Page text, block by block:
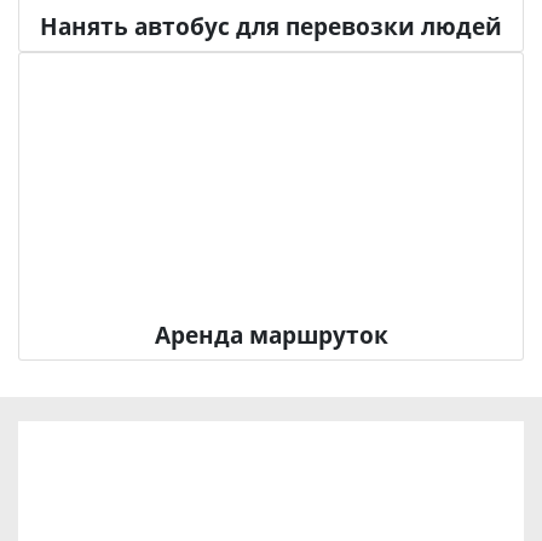
Нанять автобус для перевозки людей
Аренда маршруток